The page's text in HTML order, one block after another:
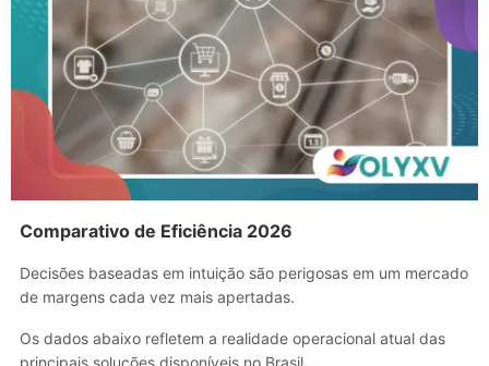
Comparativo de Eficiência 2026
Decisões baseadas em intuição são perigosas em um mercado
de margens cada vez mais apertadas.
Os dados abaixo refletem a realidade operacional atual das
principais soluções disponíveis no Brasil.